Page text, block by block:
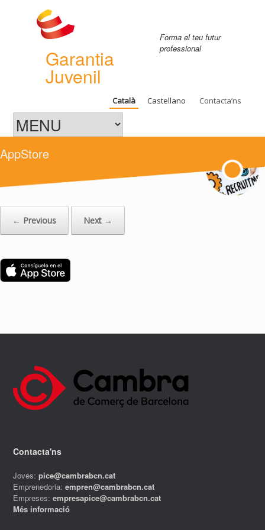
Garantia
Juvenil
Forma el teu futur
professional
Català Castellano Contacta’ns
AppStore
← Previous Next →
Contacta'ns
Joves:pice@cambrabcn.cat
Emprenedoria:empren@cambrabcn.cat
Empreses:empresapice@cambrabcn.cat
Més informació